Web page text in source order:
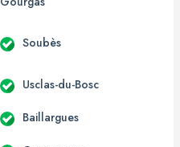
Soubès
Usclas-du-Bosc
Baillargues